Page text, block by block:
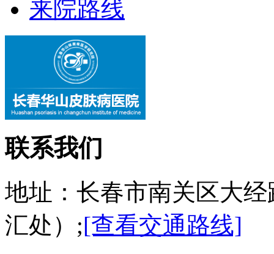
来院路线
联系我们
地址：长春市南关区大
汇处）;[查看交通路线]